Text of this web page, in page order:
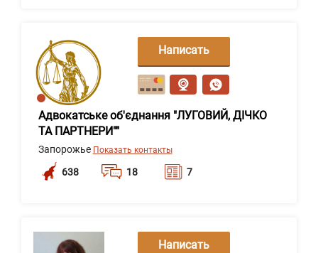
Адвокатське об'єднання "ЛУГОВИЙ, ДІЧКО
ТА ПАРТНЕРИ""
Запорожье Показать контакты
638 18 7
Написать
сообщение
Написать